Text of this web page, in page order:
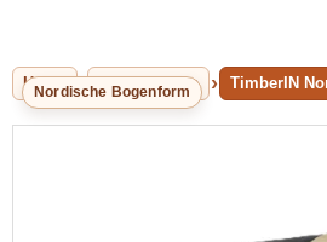
Home Aussensauna TimberIN
Nordische Bogenform